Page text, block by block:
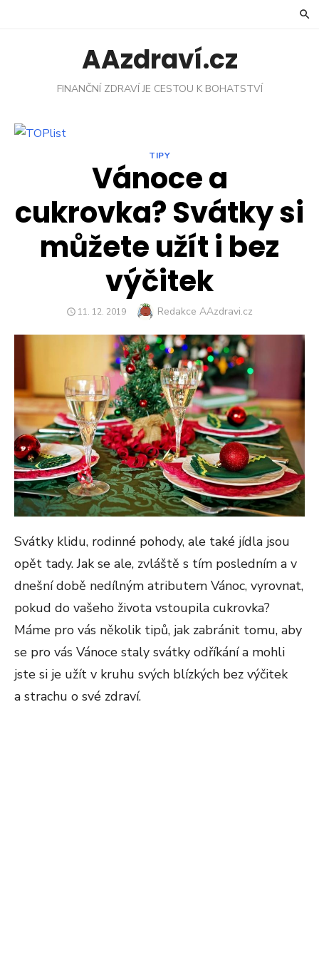
AAzdraví.cz
FINANČNÍ ZDRAVÍ JE CESTOU K BOHATSTVÍ
TIPY
Vánoce a
cukrovka? Svátky si
můžete užít i bez
výčitek
POSTED
11. 12. 2019 Author
Redakce AAzdravi.cz
Svátky klidu, rodinné pohody, ale také jídla jsou
opět tady. Jak se ale, zvláště s tím posledním a v
dnešní době nedílným atributem Vánoc, vyrovnat,
pokud do vašeho života vstoupila cukrovka?
Máme pro vás několik tipů, jak zabránit tomu, aby
se pro vás Vánoce staly svátky odříkání a mohli
jste si je užít v kruhu svých blízkých bez výčitek
a strachu o své zdraví.